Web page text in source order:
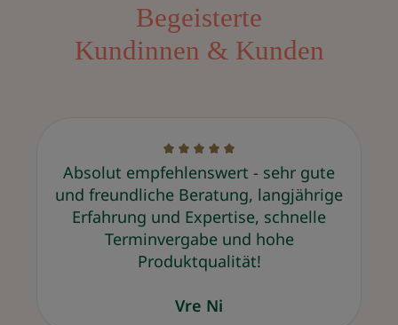
Begeisterte
Kundinnen & Kunden
Absolut empfehlenswert - sehr gute
und freundliche Beratung, langjährige
Erfahrung und Expertise, schnelle
Terminvergabe und hohe
Produktqualität!
Vre Ni